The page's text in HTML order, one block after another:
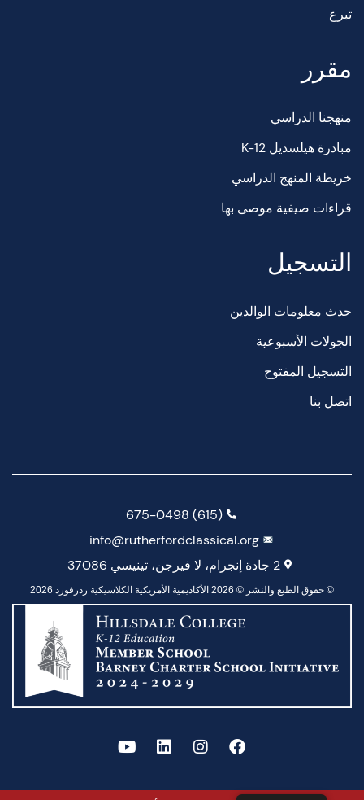
تبرع
مقرر
منهجنا الدراسي
مبادرة هيلسديل K-12
خريطة المنهج الدراسي
قراءات صيفية موصى بها
التسجيل
حدث معلومات الوالدين
الجولات الأسبوعية
التسجيل المفتوح
اتصل بنا
(615) 675-0498
info@rutherfordclassical.org
2 جادة إنجرام، لا فيرجن، تينيسي 37086
© حقوق الطبع والنشر © 2026 الأكاديمية الأمريكية الكلاسيكية رذرفورد 2026